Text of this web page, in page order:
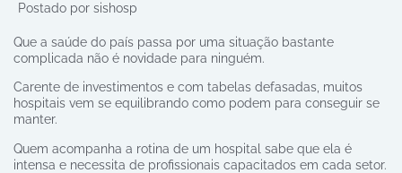
Postado por sishosp
Que a saúde do país passa por uma situação bastante
complicada não é novidade para ninguém.
Carente de investimentos e com tabelas defasadas, muitos
hospitais vem se equilibrando como podem para conseguir se
manter.
Quem acompanha a rotina de um hospital sabe que ela é
intensa e necessita de profissionais capacitados em cada setor.